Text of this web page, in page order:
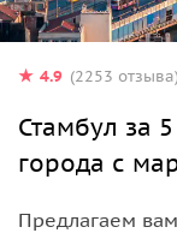
4.9 (2253 отзыва)
Стамбул за
города с
Предлагаем